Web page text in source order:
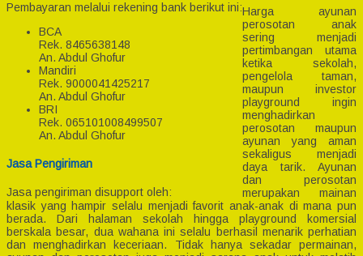
Pembayaran melalui rekening bank berikut ini:
BCA
Rek. 8465638148
An. Abdul Ghofur
Mandiri
Rek. 9000041425217
An. Abdul Ghofur
BRI
Rek. 065101008499507
An. Abdul Ghofur
Jasa Pengiriman
Jasa pengiriman disupport oleh:
Harga ayunan
perosotan anak
sering menjadi
pertimbangan utama
ketika sekolah,
pengelola taman,
maupun investor
playground ingin
menghadirkan
perosotan maupun
ayunan yang aman
sekaligus menjadi
daya tarik. Ayunan
dan perosotan
merupakan mainan
klasik yang hampir selalu menjadi favorit anak-anak di mana pun
berada. Dari halaman sekolah hingga playground komersial
berskala besar, dua wahana ini selalu berhasil menarik perhatian
dan menghadirkan keceriaan. Tidak hanya sekadar permainan,